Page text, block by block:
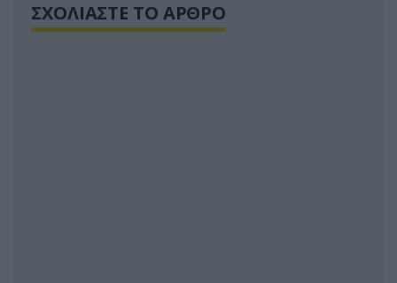
ΣΧΟΛΙΑΣΤΕ ΤΟ ΑΡΘΡΟ